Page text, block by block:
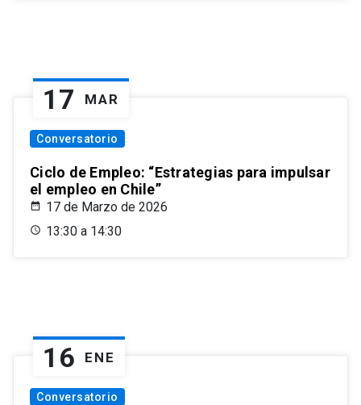
17 MAR
Conversatorio
Ciclo de Empleo: “Estrategias para impulsar
el empleo en Chile”
17 de Marzo de 2026
13:30 a 14:30
16 ENE
Conversatorio